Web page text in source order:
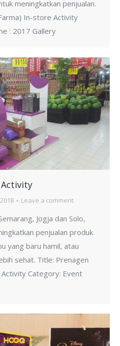
meningkatkan penjualan.
In-store Activity
: 2017 Gallery
Leave a comment
Jogja dan Solo,
penjualan produk
yang baru hamil, atau
sehat. Title: Prenagen
Category: Event